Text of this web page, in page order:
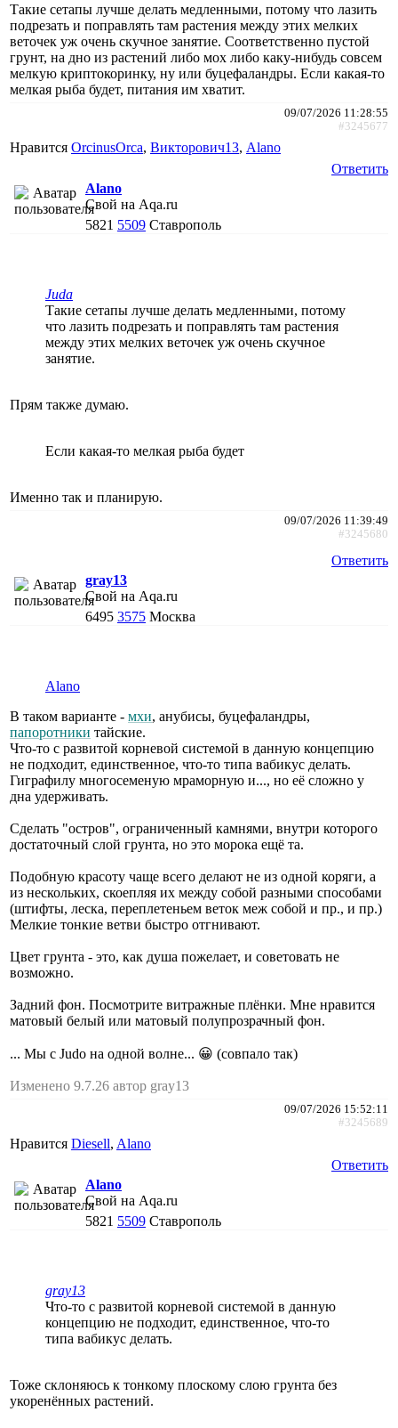
Такие сетапы лучше делать медленными, потому что лазить
подрезать и поправлять там растения между этих мелких
веточек уж очень скучное занятие. Соответственно пустой
грунт, на дно из растений либо мох либо каку-нибудь совсем
мелкую криптокоринку, ну или буцефаландры. Если какая-то
мелкая рыба будет, питания им хватит.
09/07/2026 11:28:55
#3245677
Нравится ОrcinusОrca, Викторович13, Alano
Ответить
Alano
Свой на Aqa.ru
5821 5509 Ставрополь
Juda
Такие сетапы лучше делать медленными, потому
что лазить подрезать и поправлять там растения
между этих мелких веточек уж очень скучное
занятие.
Прям также думаю.
Если какая-то мелкая рыба будет
Именно так и планирую.
09/07/2026 11:39:49
#3245680
Ответить
gray13
Свой на Aqa.ru
6495 3575 Москва
Alano
В таком варианте - мхи, анубисы, буцефаландры,
папоротники тайские.
Что-то с развитой корневой системой в данную концепцию
не подходит, единственное, что-то типа вабикус делать.
Гиграфилу многосеменую мраморную и..., но её сложно у
дна удерживать.
Сделать "остров", ограниченный камнями, внутри которого
достаточный слой грунта, но это морока ещё та.
Подобную красоту чаще всего делают не из одной коряги, а
из нескольких, скоепляя их между собой разными способами
(штифты, леска, переплетеньем веток меж собой и пр., и пр.)
Мелкие тонкие ветви быстро отгнивают.
Цвет грунта - это, как душа пожелает, и советовать не
возможно.
Задний фон. Посмотрите витражные плёнки. Мне нравится
матовый белый или матовый полупрозрачный фон.
... Мы с Judo на одной волне... 😀 (совпало так)
Изменено 9.7.26 автор gray13
09/07/2026 15:52:11
#3245689
Нравится Diesell, Alano
Ответить
Alano
Свой на Aqa.ru
5821 5509 Ставрополь
gray13
Что-то с развитой корневой системой в данную
концепцию не подходит, единственное, что-то
типа вабикус делать.
Тоже склоняюсь к тонкому плоскому слою грунта без
укоренённых растений.